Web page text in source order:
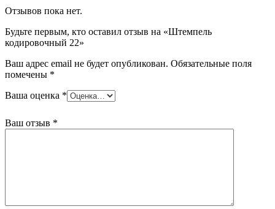
Отзывов пока нет.
Будьте первым, кто оставил отзыв на «Штемпель
кодировочный 22»
Ваш адрес email не будет опубликован. Обязательные поля
помечены *
Ваша оценка *
Ваш отзыв *